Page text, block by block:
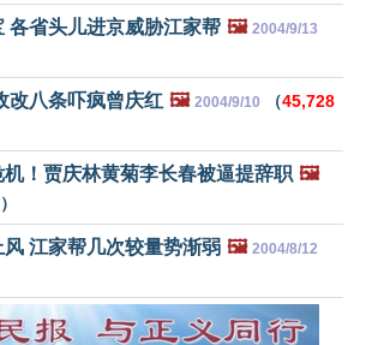
各省头儿进京威胁江家帮 🖼️ 2004/9/13
改八条吓疯曾庆红 🖼️ 2004/9/10 （45,728
！贾庆林黄菊李长春被逼提辞职 🖼️
江家帮几次较量势渐弱 🖼️ 2004/8/12